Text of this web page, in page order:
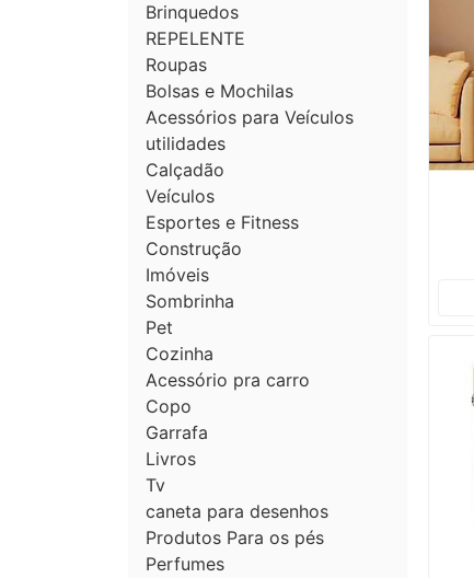
Brinquedos
REPELENTE
Roupas
Bolsas e Mochilas
Acessórios para Veículos
utilidades
Calçadão
Veículos
Esportes e Fitness
Construção
Imóveis
Sombrinha
Pet
Cozinha
Acessório pra carro
Copo
Garrafa
Livros
Tv
caneta para desenhos
Produtos Para os pés
Perfumes